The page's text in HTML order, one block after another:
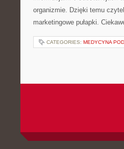
organizmie. Dzięki temu
marketingowe pułapki.
CATEGORIES: MEDYCYNA